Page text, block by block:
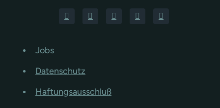
Jobs
Datenschutz
Haftungsausschluß